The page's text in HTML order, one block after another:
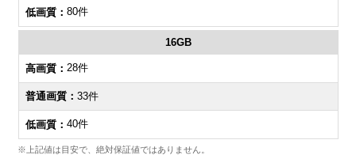
80件
16GB
28件
33件
40件
※上記値は目安で、絶対保証値ではありません。